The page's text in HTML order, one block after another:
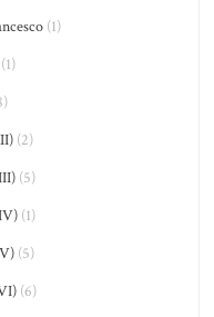
(1)
(2)
(5)
(1)
(5)
(6)